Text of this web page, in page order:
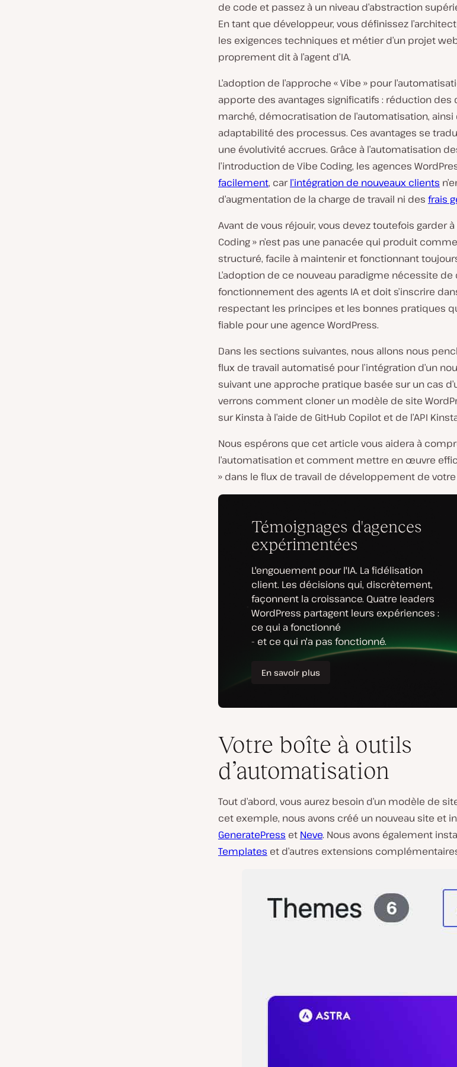
de code et passez à un niveau d’abstraction
En tant que développeur, vous définissez
les exigences techniques et métier d’un projet
proprement dit à l’agent d’IA.
L’adoption de l’approche « Vibe » pour
apporte des avantages significatifs : réduction des
marché, démocratisation de l’automatisation,
adaptabilité des processus. Ces avantages se
une évolutivité accrues. Grâce à l’automatisation
l’introduction de Vibe Coding, les agences
facilement, carl’intégration de nouveaux clients
d’augmentation de la charge de travail ni des frais
Avant de vous réjouir, vous devez toutefois garder à
Coding » n’est pas une panacée qui produit
structuré, facile à maintenir et fonctionnant
L’adoption de ce nouveau paradigme nécessite
fonctionnement des agents IA et doit s’inscrire
respectant les principes et les bonnes pratiques
fiable pour une agence WordPress.
Dans les sections suivantes, nous allons nous
flux de travail automatisé pour l’intégration d’un
suivant une approche pratique basée sur un cas
verrons comment cloner un modèle de site
sur Kinsta à l’aide de GitHub Copilot et de l’API
Nous espérons que cet article vous aidera à
l’automatisation et comment mettre en œuvre
» dans le flux de travail de développement de votre
Votre boîte à outils
d’automatisation
Tout d’abord, vous aurez besoin d’un modèle de
cet exemple, nous avons créé un nouveau site et
GeneratePress et Neve. Nous avons également
Templates et d’autres extensions